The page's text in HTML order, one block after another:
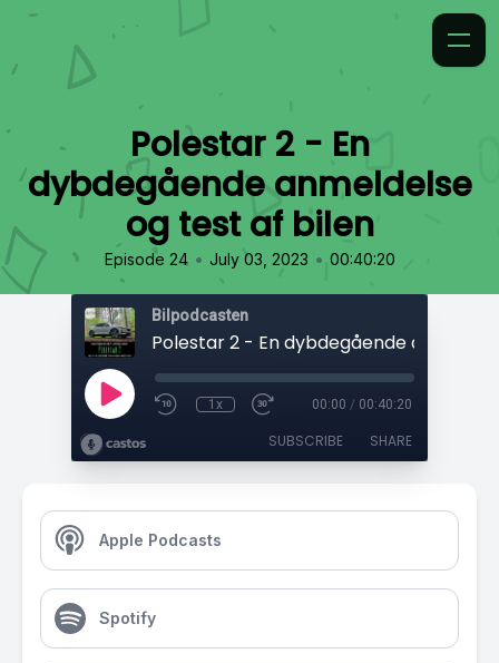
Polestar 2 - En
dybdegående anmeldelse
og test af bilen
Episode 24 • July 03, 2023 • 00:40:20
Bilpodcasten
1x 00:00 / 00:40:20
SUBSCRIBE SHARE
Apple Podcasts
Spotify